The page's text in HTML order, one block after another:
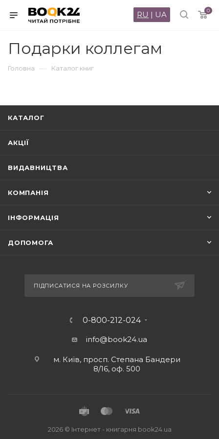
0
RU | UA
Подарки коллегам
Головна — Каталог книг
КАТАЛОГ
АКЦІЇ
ВИДАВНИЦТВА
КОМПАНІЯ
ІНФОРМАЦІЯ
ДОПОМОГА
ПІДПИСАТИСЯ НА РОЗСИЛКУ
0-800-212-024
info@book24.ua
м. Київ, просп. Степана Бандери
8/16, оф. 500
2026 © Iнтернет - книгарня book24.ua